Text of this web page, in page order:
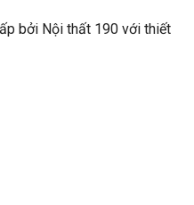
bởi Nội thất 190 với thiết